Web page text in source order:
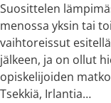
Suosittelen
menossa yksin tai
vaihtoreissut
jälkeen, ja on ollut
opiskelijoiden
Tsekkiä, Irlantia…